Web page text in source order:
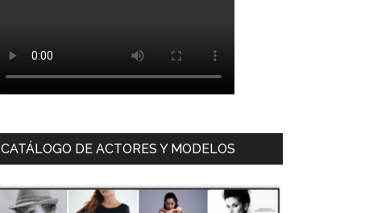
CATÁLOGO DE ACTORES Y MODELOS